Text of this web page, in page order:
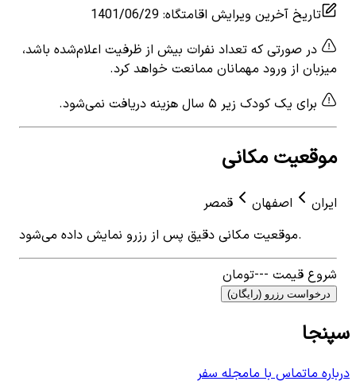
تاریخ آخرین ویرایش اقامتگاه:
1401/06/29
در صورتی که تعداد نفرات بیش از ظرفیت اعلام‌شده باشد،
میزبان از ورود مهمانان ممانعت خواهد کرد.
برای یک کودک زیر ۵ سال هزینه دریافت نمی‌شود.
موقعیت مکانی
ایران اصفهان
قمصر
موقعیت مکانی دقیق پس از رزرو نمایش داده می‌شود.
شروع قیمت ---تومان
درخواست رزرو (رایگان)
سپنجا
درباره ماتماس با مامجله سفر